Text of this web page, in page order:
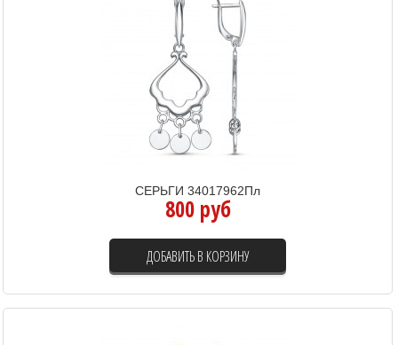
СЕРЬГИ 34017962Пл
800 руб
ДОБАВИТЬ В КОРЗИНУ